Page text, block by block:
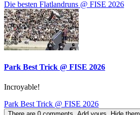
Die besten Flatlandruns @ FISE 2026
Park Best Trick @ FISE 2026
Incroyable!
Park Best Trick @ FISE 2026